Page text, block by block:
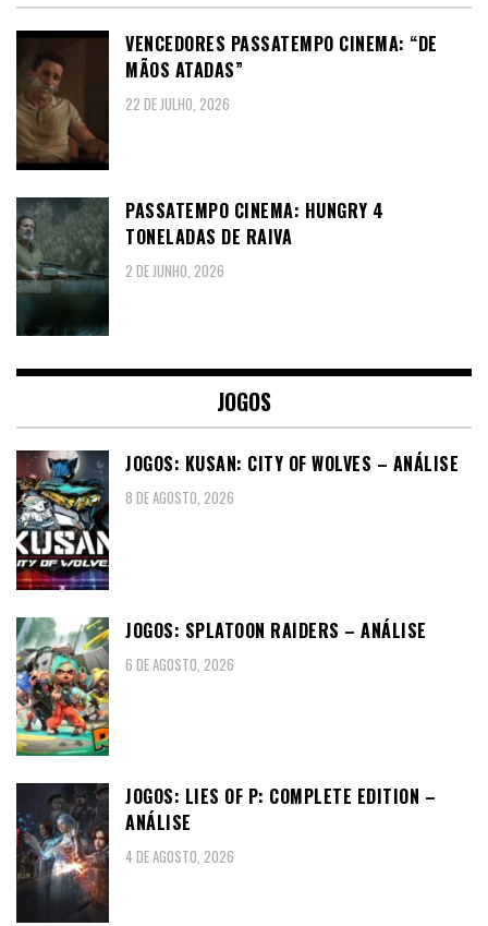
VENCEDORES PASSATEMPO CINEMA: “DE
MÃOS ATADAS”
22 DE JULHO, 2026
PASSATEMPO CINEMA: HUNGRY 4
TONELADAS DE RAIVA
2 DE JUNHO, 2026
JOGOS
JOGOS: KUSAN: CITY OF WOLVES – ANÁLISE
8 DE AGOSTO, 2026
JOGOS: SPLATOON RAIDERS – ANÁLISE
6 DE AGOSTO, 2026
JOGOS: LIES OF P: COMPLETE EDITION –
ANÁLISE
4 DE AGOSTO, 2026